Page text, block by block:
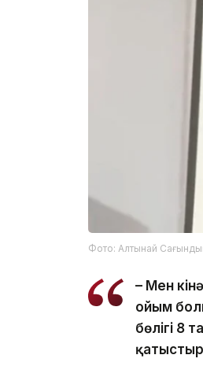
Фото: Алтынай
– Мен
ойым
бөлігі 8